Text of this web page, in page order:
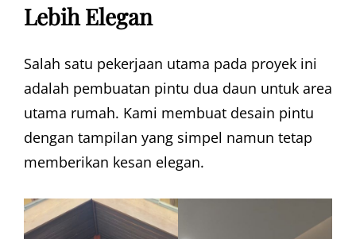
Lebih Elegan
Salah satu pekerjaan utama pada proyek ini
adalah pembuatan pintu dua daun untuk area
utama rumah. Kami membuat desain pintu
dengan tampilan yang simpel namun tetap
memberikan kesan elegan.